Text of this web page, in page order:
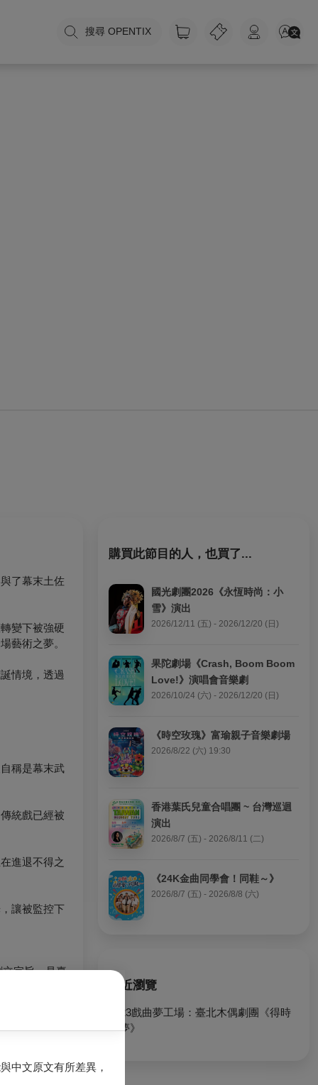
搜尋 OPENTIX
中文原文有所差異，
了幕末土佐
變下被強硬
藝術之夢。
情境，透過
稱是幕末武
統戲已經被
進退不得之
讓被監控下
宗旨，是臺
購買此節目的人，也買了...
國光劇團2026《永恆時尚：小
雪》演出
2026/12/11 (五) - 2026/12/20 (日)
果陀劇場《Crash, Boom Boom
Love!》演唱會音樂劇
2026/10/24 (六) - 2026/12/20 (日)
《時空玫瑰》富瑜親子音樂劇場
2026/8/22 (六) 19:30
香港葉氏兒童合唱團 ~ 台灣巡迴
演出
2026/8/7 (五) - 2026/8/11 (二)
《24K金曲同學會！同鞋～》
2026/8/7 (五) - 2026/8/8 (六)
最近瀏覽
2023戲曲夢工場：臺北木偶劇團《得時
の夢》